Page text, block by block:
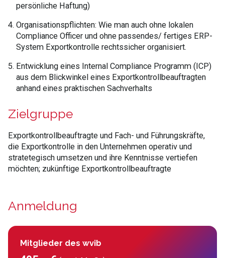
persönliche Haftung)
Organisationspflichten: Wie man auch ohne lokalen
Compliance Officer und ohne passendes/ fertiges ERP-
System Exportkontrolle rechtssicher organisiert.
Entwicklung eines Internal Compliance Programm (ICP)
aus dem Blickwinkel eines Exportkontrollbeauftragten
anhand eines praktischen Sachverhalts
Zielgruppe
Exportkontrollbeauftragte und Fach- und Führungskräfte,
die Exportkontrolle in den Unternehmen operativ und
stratetegisch umsetzen und ihre Kenntnisse vertiefen
möchten; zukünftige Exportkontrollbeauftragte
Anmeldung
Mitglieder des wvib